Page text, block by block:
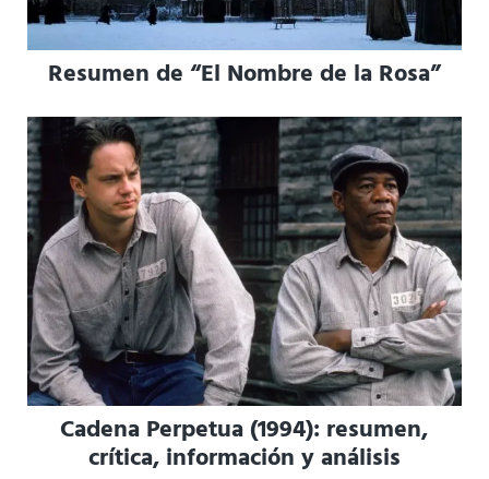
Resumen de “El Nombre de la Rosa”
Cadena Perpetua (1994): resumen,
crítica, información y análisis